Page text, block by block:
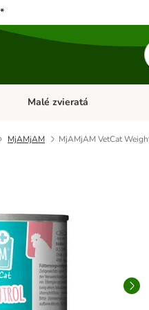
Otvoriť menu: Mačky
Malé zvieratá
MjAMjAM MjAMjAM VetCat